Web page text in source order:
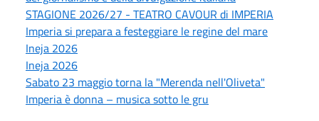
STAGIONE 2026/27 - TEATRO CAVOUR di IMPERIA
Imperia si prepara a festeggiare le regine del mare
Ineja 2026
Ineja 2026
Sabato 23 maggio torna la "Merenda nell'Oliveta"
Imperia è donna – musica sotto le gru